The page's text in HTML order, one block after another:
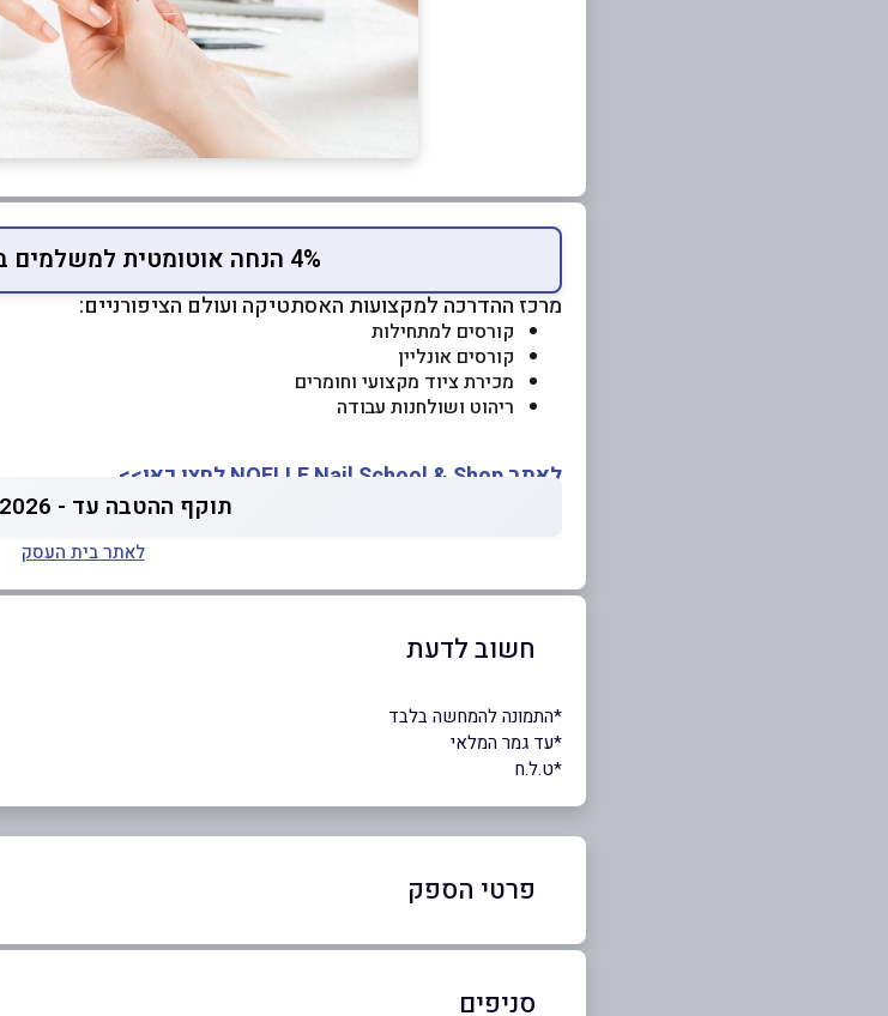
4% הנחה אוטומטית למשלמים בכרטיס המועדון
מרכז ההדרכה למקצועות האסתטיקה ועולם הציפורניים:
קורסים למתחילות
קורסים אונליין
מכירת ציוד מקצועי וחומרים
ריהוט ושולחנות עבודה
לאתר NOELLE Nail School & Shop לחצו כאן>>
תוקף ההטבה עד - 06.09.2026
לאתר בית העסק
חשוב לדעת
*התמונה להמחשה בלבד
*עד גמר המלאי
*ט.ל.ח
פרטי הספק
050-7701292
|
050-7779808
סניפים